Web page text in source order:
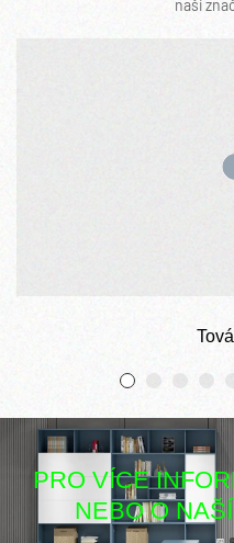
naši
PRO VÍCE
NEBO O